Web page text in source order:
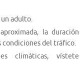
un adulto.
la duración
condiciones del tráfico.
climáticas, vístete